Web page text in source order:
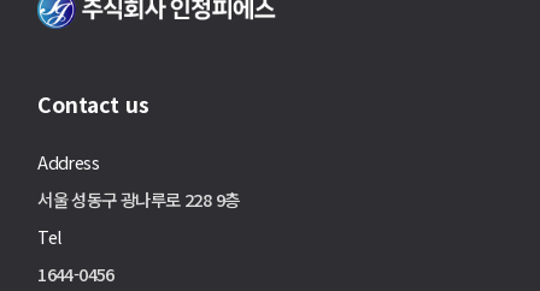
Contact us
Address
서울 성동구 광나루로 228 9층
Tel
1644-0456